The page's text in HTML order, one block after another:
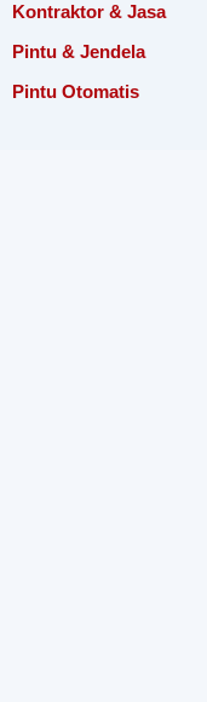
Kontraktor & Jasa
Pintu & Jendela
Pintu Otomatis